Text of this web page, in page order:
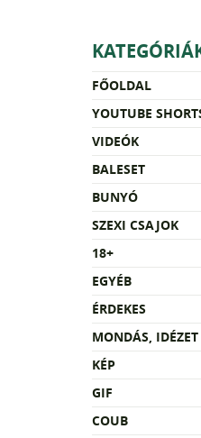
FŐOLDAL
YOUTUBE
VIDEÓK
BALESET
BUNYÓ
SZEXI CSAJOK
18+
EGYÉB
ÉRDEKES
MONDÁS, IDÉZET
KÉP
GIF
COUB